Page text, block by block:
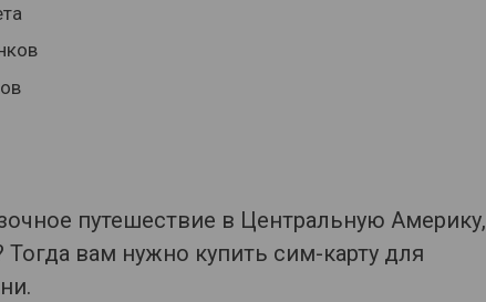
путешествие в Центральную Америку,
вам нужно купить сим-карту для